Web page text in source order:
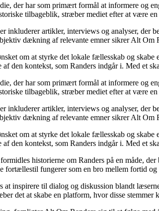
der har som primært formål at informere og
tilbageblik, stræber mediet efter at være
inkluderer artikler, interviews og analyser, der
dækning af relevante emner sikrer Alt Om
om at styrke det lokale fællesskab og
af den kontekst, som Randers indgår i. Med
der har som primært formål at informere og
tilbageblik, stræber mediet efter at være
inkluderer artikler, interviews og analyser, der
dækning af relevante emner sikrer Alt Om
om at styrke det lokale fællesskab og
af den kontekst, som Randers indgår i. Med
historierne om Randers på en måde,
fortællestil fungerer som en bro mellem fortid
at inspirere til dialog og diskussion blandt
det at skabe en platform, hvor disse stemmer